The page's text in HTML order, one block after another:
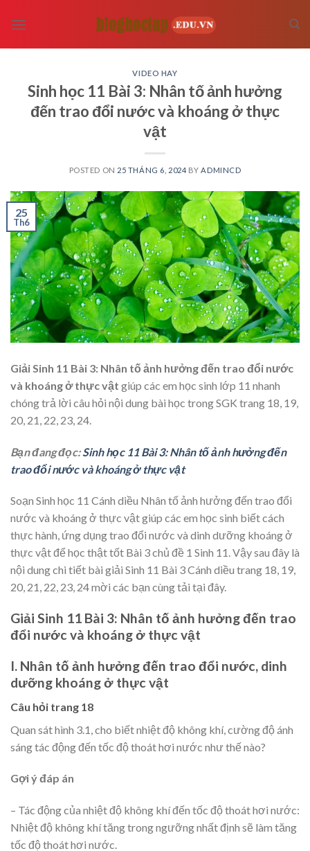
VIDEO HAY
Sinh học 11 Bài 3: Nhân tố ảnh hưởng
đến trao đổi nước và khoáng ở thực
vật
POSTED ON 25 THÁNG 6, 2024 BY ADMINCD
25
Th6
Giải Sinh 11 Bài 3: Nhân tố ảnh hưởng đến trao đổi nước
và khoáng ở thực vật giúp các em học sinh lớp 11 nhanh
chóng trả lời câu hỏi nội dung bài học trong SGK trang 18, 19,
20, 21, 22, 23, 24.
Bạn đang đọc:Sinh học 11 Bài 3: Nhân tố ảnh hưởng đến
trao đổi nước và khoáng ở thực vật
Soạn Sinh học 11 Cánh diều Nhân tố ảnh hưởng đến trao đổi
nước và khoáng ở thực vật giúp các em học sinh biết cách
thực hành, ứng dụngtrao đổi nước và dinh dưỡng khoáng ở
thực vật để học thật tốt Bài 3 chủ đề 1 Sinh 11. Vậy sau đây là
nội dung chi tiết bài giải Sinh 11 Bài 3 Cánh diều trang 18, 19,
20, 21, 22, 23, 24 mời các bạn cùng tải tại đây.
Giải Sinh 11 Bài 3: Nhân tố ảnh hưởng đến trao
đổi nước và khoáng ở thực vật
I. Nhân tố ảnh hưởng đến trao đổi nước, dinh
dưỡng khoáng ở thực vật
Câu hỏi trang 18
Quan sát hình 3.1, cho biết nhiệt độ không khí, cường độ ánh
sáng tác động đến tốc độ thoát hơi nước như thế nào?
Gợi ý đáp án
– Tác động của nhiệt độ không khí đến tốc độ thoát hơi nước:
Nhiệt độ không khí tăng trong ngưỡng nhất định sẽ làm tăng
tốc độ thoát hơi nước.